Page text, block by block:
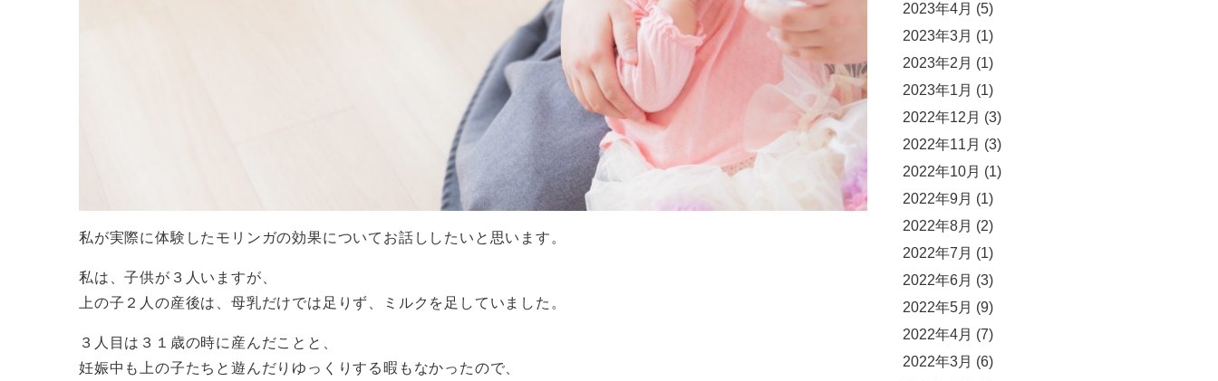
私が実際に体験したモリンガの効果についてお話ししたいと思います。
私は、子供が３人いますが、
上の子２人の産後は、母乳だけでは足りず、ミルクを足していました。
３人目は３１歳の時に産んだことと、
妊娠中も上の子たちと遊んだりゆっくりする暇もなかったので、
2023年4月 (5)
2023年3月 (1)
2023年2月 (1)
2023年1月 (1)
2022年12月 (3)
2022年11月 (3)
2022年10月 (1)
2022年9月 (1)
2022年8月 (2)
2022年7月 (1)
2022年6月 (3)
2022年5月 (9)
2022年4月 (7)
2022年3月 (6)